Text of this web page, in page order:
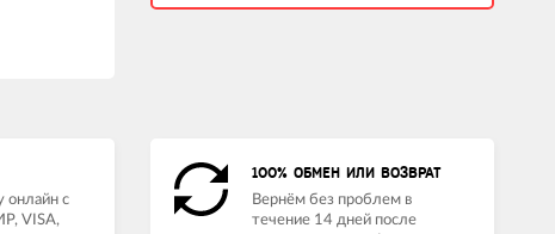
онлайн с
VISA,
100% ОБМЕН ИЛИ ВОЗВРАТ
Вернём без проблем в
течение 14 дней после